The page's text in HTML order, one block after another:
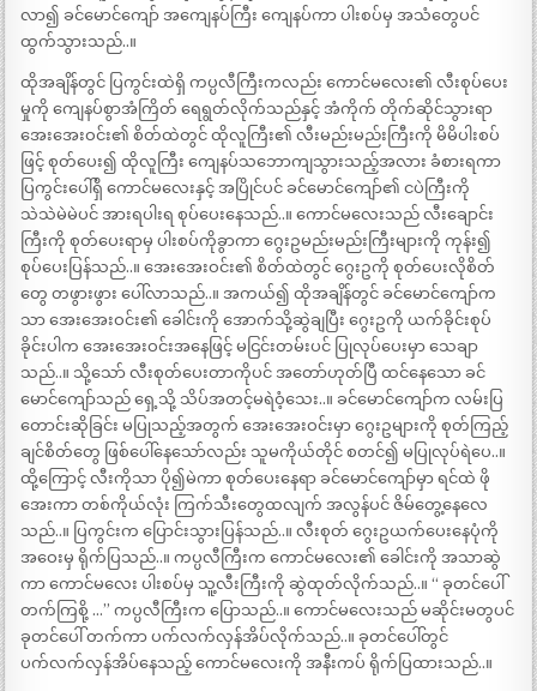
လာ၍ ခင်မောင်ကျော် အကျေနပ်ကြီး ကျေနပ်ကာ ပါးစပ်မှ အသံတွေပင်
ထွက်သွားသည်..။
ထိုအချိန်တွင် ပြကွင်းထဲရှိ ကပ္ပလီကြီးကလည်း ကောင်မလေး၏ လီးစုပ်ပေး
မှုကို ကျေနပ်စွာအံကြိတ် ရေရွတ်လိုက်သည်နှင့် အံကိုက် တိုက်ဆိုင်သွားရာ
အေးအေးဝင်း၏ စိတ်ထဲတွင် ထိုလူကြီး၏ လီးမည်းမည်းကြီးကို မိမိပါးစပ်
ဖြင့် စုတ်ပေး၍ ထိုလူကြီး ကျေနပ်သဘောကျသွားသည့်အလား ခံစားရကာ
ပြကွင်းပေါ်ရှိ ကောင်မလေးနှင့် အပြိုင်ပင် ခင်မောင်ကျော်၏ ငပဲကြီးကို
သဲသဲမဲမဲပင် အားရပါးရ စုပ်ပေးနေသည်..။ ကောင်မလေးသည် လီးချောင်း
ကြီးကို စုတ်ပေးရာမှ ပါးစပ်ကိုခွာကာ ဂွေးဥမည်းမည်းကြီးများကို ကုန်း၍
စုပ်ပေးပြန်သည်..။ အေးအေးဝင်း၏ စိတ်ထဲတွင် ဂွေးဥကို စုတ်ပေးလိုစိတ်
တွေ တဖွားဖွား ပေါ်လာသည်..။ အကယ်၍ ထိုအချိန်တွင် ခင်မောင်ကျော်က
သာ အေးအေးဝင်း၏ ခေါင်းကို အောက်သို့ဆွဲချပြီး ဂွေးဥကို ယက်ခိုင်းစုပ်
ခိုင်းပါက အေးအေးဝင်းအနေဖြင့် မငြင်းတမ်းပင် ပြုလုပ်ပေးမှာ သေချာ
သည်..။ သို့သော် လီးစုတ်ပေးတာကိုပင် အတော်ဟုတ်ပြီ ထင်နေသော ခင်
မောင်ကျော်သည် ရှေ့သို့ သိပ်အတင့်မရဲဝံ့သေး..။ ခင်မောင်ကျော်က လမ်းပြ
တောင်းဆိုခြင်း မပြုသည့်အတွက် အေးအေးဝင်းမှာ ဂွေးဥများကို စုတ်ကြည့်
ချင်စိတ်တွေ ဖြစ်ပေါ်နေသော်လည်း သူမကိုယ်တိုင် စတင်၍ မပြုလုပ်ရဲပေ..။
ထို့ကြောင့် လီးကိုသာ ပို၍မဲကာ စုတ်ပေးနေရာ ခင်မောင်ကျော်မှာ ရင်ထဲ ဖို
အေးကာ တစ်ကိုယ်လုံး ကြက်သီးတွေထလျက် အလွန်ပင် ဇိမ်တွေ့နေလေ
သည်..။ ပြကွင်းက ပြောင်းသွားပြန်သည်..။ လီးစုတ် ဂွေးဥယက်ပေးနေပုံကို
အဝေးမှ ရိုက်ပြသည်..။ ကပ္ပလီကြီးက ကောင်မလေး၏ ခေါင်းကို အသာဆွဲ
ကာ ကောင်မလေး ပါးစပ်မှ သူ့လီးကြီးကို ဆွဲထုတ်လိုက်သည်..။ “ ခုတင်ပေါ်
တက်ကြစို့ …” ကပ္ပလီကြီးက ပြောသည်..။ ကောင်မလေးသည် မဆိုင်းမတွပင်
ခုတင်ပေါ် တက်ကာ ပက်လက်လှန်အိပ်လိုက်သည်..။ ခုတင်ပေါ်တွင်
ပက်လက်လှန်အိပ်နေသည့် ကောင်မလေးကို အနီးကပ် ရိုက်ပြထားသည်..။